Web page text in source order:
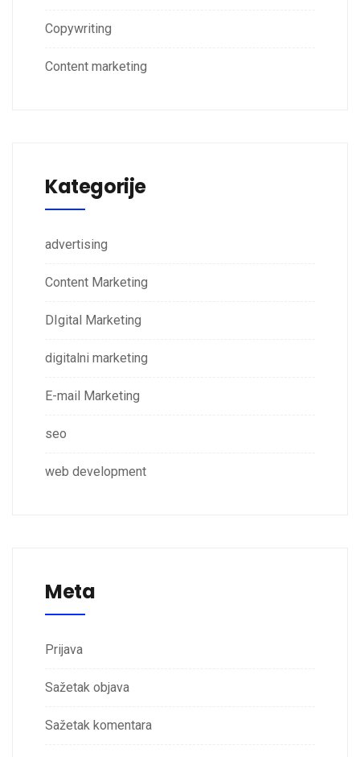
Copywriting
Content marketing
Kategorije
advertising
Content Marketing
DIgital Marketing
digitalni marketing
E-mail Marketing
seo
web development
Meta
Prijava
Sažetak objava
Sažetak komentara